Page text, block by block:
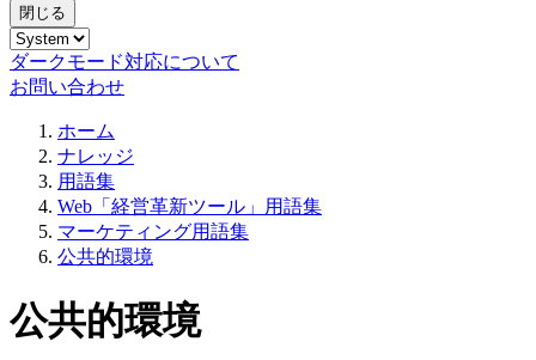
閉じる
ダークモード対応について
お問い合わせ
ホーム
ナレッジ
用語集
Web「経営革新ツール」用語集
マーケティング用語集
公共的環境
公共的環境